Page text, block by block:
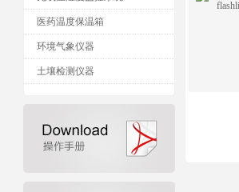
医药温度保温箱
环境气象仪器
土壤检测仪器